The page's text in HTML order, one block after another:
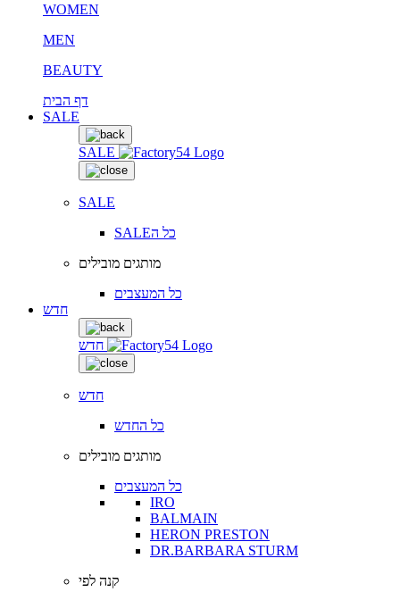
WOMEN
MEN
BEAUTY
דף הבית
SALE
SALE
SALE
SALEכל ה
מותגים מובילים
כל המעצבים
חדש
חדש
חדש
כל החדש
מותגים מובילים
כל המעצבים
IRO
BALMAIN
HERON PRESTON
DR.BARBARA STURM
קנה לפי